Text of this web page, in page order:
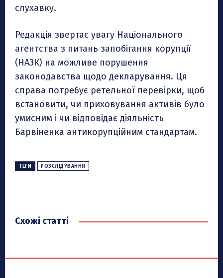
слухавку.
Редакція звертає увагу Національного
агентства з питань запобігання корупції
(НАЗК) на можливе порушення
законодавства щодо декларування. Ця
справа потребує ретельної перевірки, щоб
встановити, чи приховування активів було
умисним і чи відповідає діяльність
Барвіненка антикорупційним стандартам.
ТЕГИ РОЗСЛІДУВАННЯ
Схожі статті